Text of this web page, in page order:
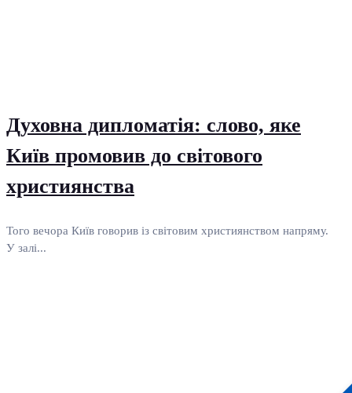
Духовна дипломатія: слово, яке
Київ промовив до світового
християнства
Того вечора Київ говорив із світовим християнством напряму.
У залі...